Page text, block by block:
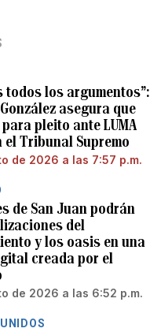
todos los argumentos”:
asegura que
pleito ante LUMA
el Tribunal Supremo
de 2026 a las 7:57 p.m.
de San Juan podrán
del
y los oasis en una
creada por el
de 2026 a las 6:52 p.m.